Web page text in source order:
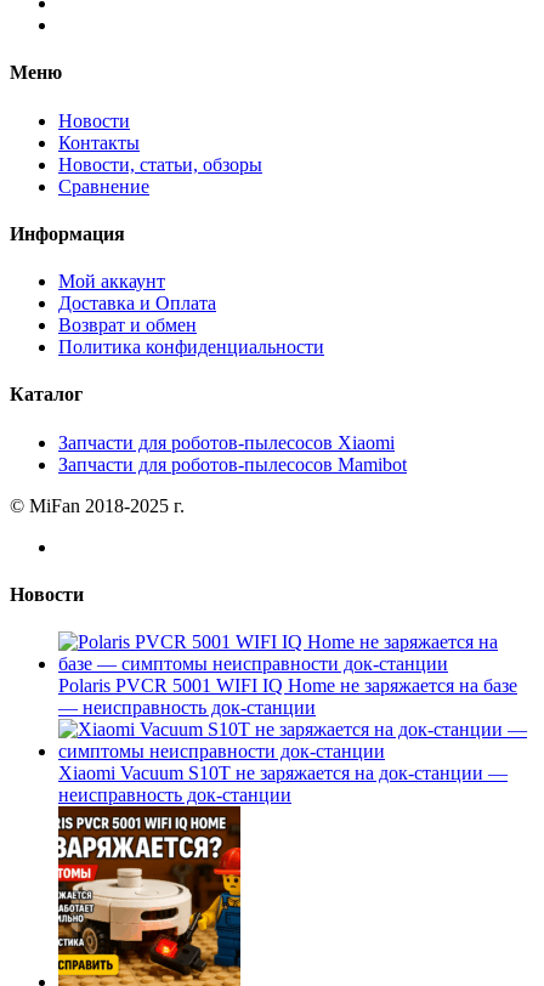
Меню
Новости
Контакты
Новости, статьи, обзоры
Сравнение
Информация
Мой аккаунт
Доставка и Оплата
Возврат и обмен
Политика конфиденциальности
Каталог
Запчасти для роботов-пылесосов Xiaomi
Запчасти для роботов-пылесосов Mamibot
© MiFan 2018-2025 г.
Новости
Polaris PVCR 5001 WIFI IQ Home не заряжается на базе
— неисправность док-станции
Xiaomi Vacuum S10T не заряжается на док-станции —
неисправность док-станции